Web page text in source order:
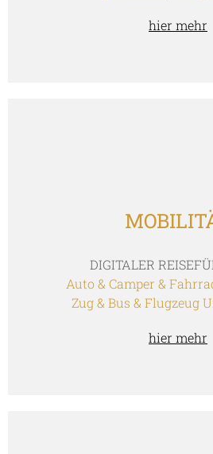
hier mehr
DIGITALER
Auto & Camper &
Zug & Bus & Flugzeug
hier mehr